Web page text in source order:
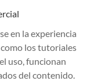
en la experiencia
los tutoriales
uso, funcionan
del contenido.